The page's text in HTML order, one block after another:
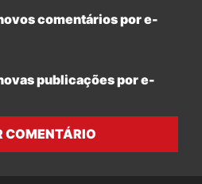
comentários por e-
publicações por e-
COMENTÁRIO